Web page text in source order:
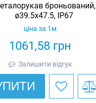
броньований,
ø39.5x47.5, IP67
1061,58 грн
ціна за 1м
Залишити відгук